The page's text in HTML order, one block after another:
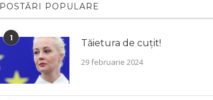
POSTĂRI POPULARE
1 Tăietura de cuțit!
29 februarie 2024